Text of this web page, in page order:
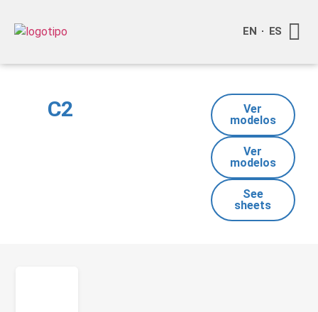
EN ES
C2
Ver
modelos
Ver
modelos
See
sheets